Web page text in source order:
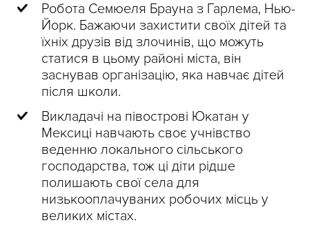
Робота Семюеля Брауна з Гарлема, Нью-
Йорк. Бажаючи захистити своїх дітей та
їхніх друзів від злочинів, що можуть
статися в цьому районі міста, він
заснував організацію, яка навчає дітей
після школи.
Викладачі на півострові Юкатан у
Мексиці навчають своє учнівство
веденню локального сільського
господарства, тож ці діти рідше
полишають свої села для
низькооплачуваних робочих місць у
великих містах.